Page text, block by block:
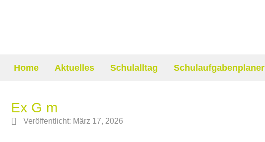
Home Aktuelles Schulalltag Schulaufgabenplaner
Ex G m
Veröffentlicht: März 17, 2026